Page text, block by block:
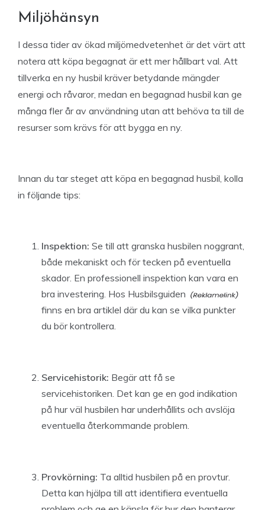
Miljöhänsyn
I dessa tider av ökad miljömedvetenhet är det värt att
notera att köpa begagnat är ett mer hållbart val. Att
tillverka en ny husbil kräver betydande mängder
energi och råvaror, medan en begagnad husbil kan ge
många fler år av användning utan att behöva ta till de
resurser som krävs för att bygga en ny.
Innan du tar steget att köpa en begagnad husbil, kolla
in följande tips:
Inspektion: Se till att granska husbilen noggrant,
både mekaniskt och för tecken på eventuella
skador. En professionell inspektion kan vara en
bra investering. Hos Husbilsguiden
finns en bra artiklel där du kan se vilka punkter
du bör kontrollera.
Servicehistorik: Begär att få se
servicehistoriken. Det kan ge en god indikation
på hur väl husbilen har underhållits och avslöja
eventuella återkommande problem.
Provkörning: Ta alltid husbilen på en provtur.
Detta kan hjälpa till att identifiera eventuella